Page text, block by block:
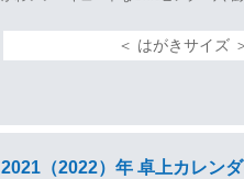
＜ はがきサイズ
2021（2022）年 卓上カレン